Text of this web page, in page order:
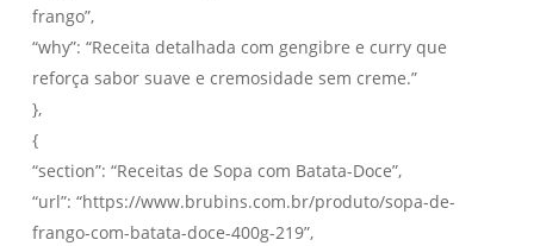
frango”,
“why”: “Receita detalhada com gengibre e curry que
reforça sabor suave e cremosidade sem creme.”
},
{
“section”: “Receitas de Sopa com Batata-Doce”,
“url”: “https://www.brubins.com.br/produto/sopa-de-
frango-com-batata-doce-400g-219”,